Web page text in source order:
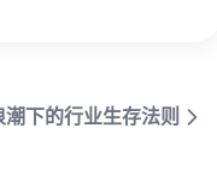
下的行业生存法则